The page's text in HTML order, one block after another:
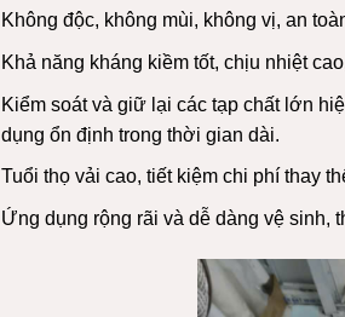
Không độc, không mùi, không vị, an
Khả năng kháng kiềm tốt, chịu nhiệt
Kiểm soát và giữ lại các tạp chất lớn
dụng ổn định trong thời gian dài.
Tuổi thọ vải cao, tiết kiệm chi phí thay
Ứng dụng rộng rãi và dễ dàng vệ sinh,